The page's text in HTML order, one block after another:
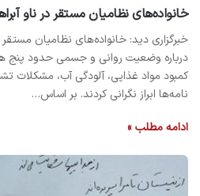
خانواده‌های نظامیان مستقر در ناو
خبرگزاری دید: خانواده‌های نظامیان مستقر
درباره وضعیت روانی و جسمی حدود پنج
کمبود مواد غذایی، آلودگی آب، مشکلات
نامه‌ها ابراز نگرانی کردند. بر اساس…
ادامه مطلب »